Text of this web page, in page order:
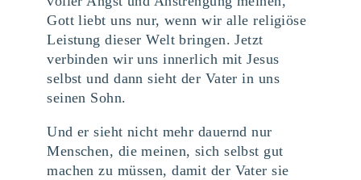
Gott liebt uns nur, wenn wir alle religiöse
Leistung dieser Welt bringen. Jetzt
verbinden wir uns innerlich mit Jesus
selbst und dann sieht der Vater in uns
seinen Sohn.
Und er sieht nicht mehr dauernd nur
Menschen, die meinen, sich selbst gut
machen zu müssen, damit der Vater sie